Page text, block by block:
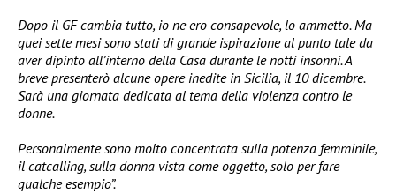
Dopo il GF cambia tutto, io ne ero consapevole, lo ammetto. Ma
quei sette mesi sono stati di grande ispirazione al punto tale da
aver dipinto all’interno della Casa durante le notti insonni. A
breve presenterò alcune opere inedite in Sicilia, il 10 dicembre.
Sarà una giornata dedicata al tema della violenza contro le
donne.
Personalmente sono molto concentrata sulla potenza femminile,
il catcalling, sulla donna vista come oggetto, solo per fare
qualche esempio”.